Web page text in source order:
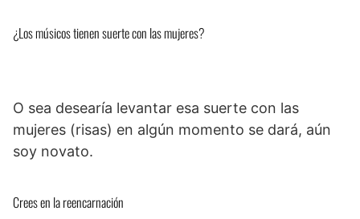
¿Los músicos tienen suerte con las mujeres?
O sea desearía levantar esa suerte con las
mujeres (risas) en algún momento se dará, aún
soy novato.
Crees en la reencarnación